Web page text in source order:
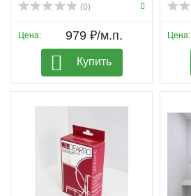
(0)
Цена: 979 ₽/м.п.
Купить
Цена: